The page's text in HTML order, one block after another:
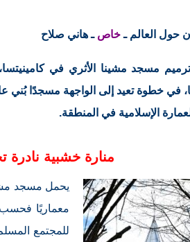
حول العالم ـخاص ـ هاني صلاح
مسجد مشينا الأثري في
الإسلامية في المنطقة.
منارة خشبية نادرة
يحمل مسجد
معماريًا فحسب،
للمجتمع